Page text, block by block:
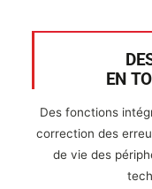
EN
Des fonctions
correction des
de vie des